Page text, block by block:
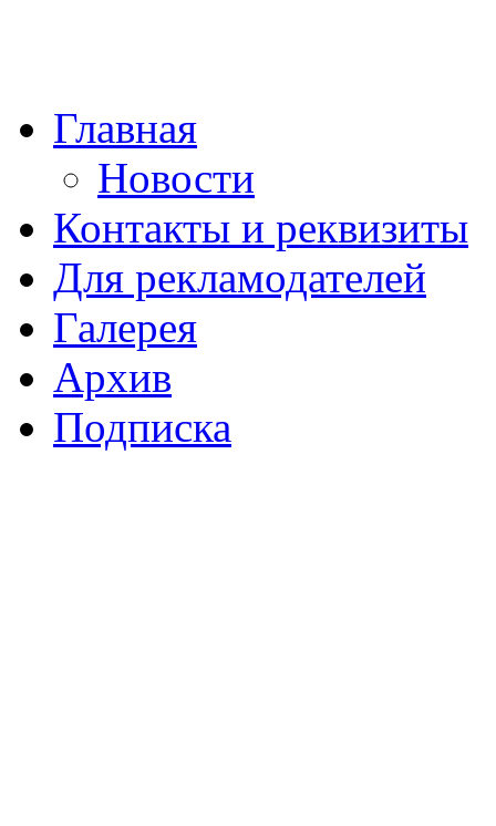
Главная
Новости
Контакты и реквизиты
Для рекламодателей
Галерея
Архив
Подписка